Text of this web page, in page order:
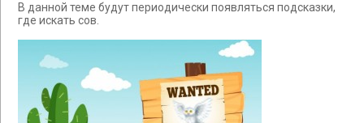
В данной теме будут периодически появляться подсказки,
где искать сов.